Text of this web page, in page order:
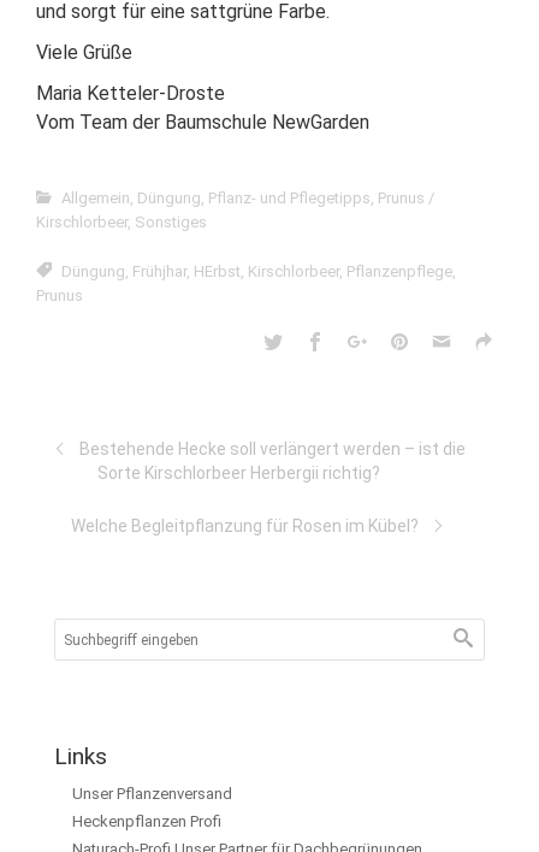
und sorgt für eine sattgrüne Farbe.
Viele Grüße
Maria Ketteler-Droste
Vom Team der Baumschule NewGarden
Allgemein, Düngung, Pflanz- und Pflegetipps, Prunus /
Kirschlorbeer, Sonstiges
Düngung, Frühjhar, HErbst, Kirschlorbeer, Pflanzenpflege,
Prunus
Bestehende Hecke soll verlängert werden – ist die
Sorte Kirschlorbeer Herbergii richtig?
Welche Begleitpflanzung für Rosen im Kübel?
Links
Unser Pflanzenversand
Heckenpflanzen Profi